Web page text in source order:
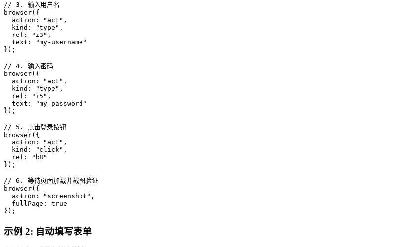
// 3. 输入用户名
browser({
  action: "act",
  kind: "type",
  ref: "i3",
  text: "my-username"
});
// 4. 输入密码
browser({
  action: "act",
  kind: "type",
  ref: "i5",
  text: "my-password"
});
// 5. 点击登录按钮
browser({
  action: "act",
  kind: "click",
  ref: "b8"
});
// 6. 等待页面加载并截图验证
browser({
  action: "screenshot",
  fullPage: true
});
示例 2: 自动填写表单